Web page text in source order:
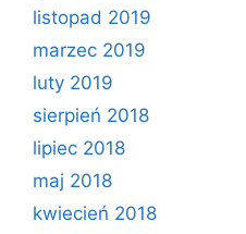
listopad 2019
marzec 2019
luty 2019
sierpień 2018
lipiec 2018
maj 2018
kwiecień 2018